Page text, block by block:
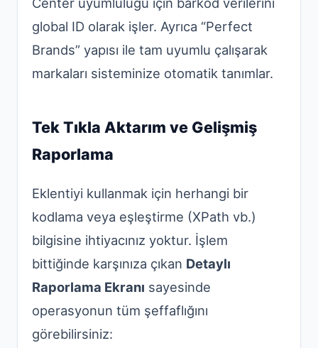
global ID olarak işler. Ayrıca “Perfect
Brands” yapısı ile tam uyumlu çalışarak
markaları sisteminize otomatik tanımlar.
Tek Tıkla Aktarım ve Gelişmiş
Raporlama
Eklentiyi kullanmak için herhangi bir
kodlama veya eşleştirme (XPath vb.)
bilgisine ihtiyacınız yoktur. İşlem
bittiğinde karşınıza çıkan Detaylı
Raporlama Ekranı sayesinde
operasyonun tüm şeffaflığını
görebilirsiniz: